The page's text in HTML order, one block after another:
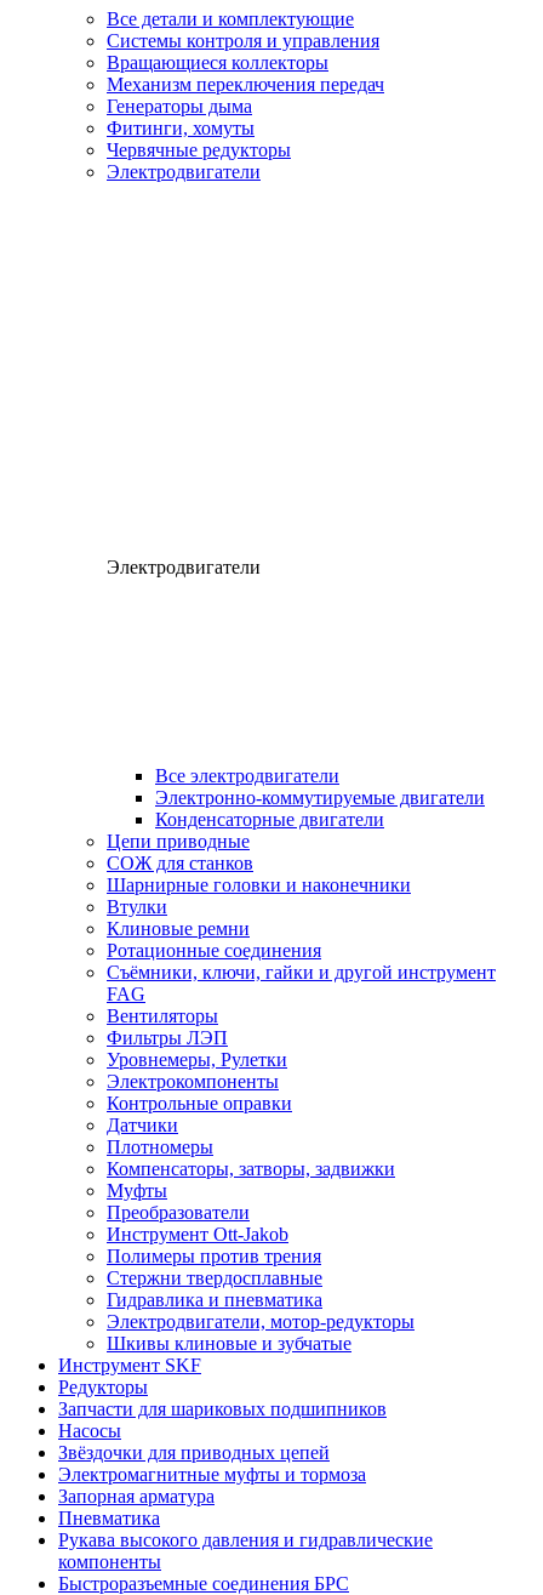
Все детали и комплектующие
Системы контроля и управления
Вращающиеся коллекторы
Механизм переключения передач
Генераторы дыма
Фитинги, хомуты
Червячные редукторы
Электродвигатели
Электродвигатели
Все электродвигатели
Электронно-коммутируемые двигатели
Конденсаторные двигатели
Цепи приводные
СОЖ для станков
Шарнирные головки и наконечники
Втулки
Клиновые ремни
Ротационные соединения
Съёмники, ключи, гайки и другой инструмент
FAG
Вентиляторы
Фильтры ЛЭП
Уровнемеры, Рулетки
Электрокомпоненты
Контрольные оправки
Датчики
Плотномеры
Компенсаторы, затворы, задвижки
Муфты
Преобразователи
Инструмент Ott-Jakob
Полимеры против трения
Стержни твердосплавные
Гидравлика и пневматика
Электродвигатели, мотор-редукторы
Шкивы клиновые и зубчатые
Инструмент SKF
Редукторы
Запчасти для шариковых подшипников
Насосы
Звёздочки для приводных цепей
Электромагнитные муфты и тормоза
Запорная арматура
Пневматика
Рукава высокого давления и гидравлические
компоненты
Быстроразъемные соединения БРС